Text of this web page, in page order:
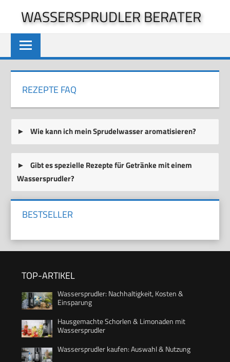
springen
WASSERSPRUDLER BERATER
REZEPTE FAQ
Wie kann ich mein Sprudelwasser aromatisieren?
Gibt es spezielle Rezepte für Getränke mit einem
Wassersprudler?
BESTSELLER
TOP-ARTIKEL
Wassersprudler: Nachhaltigkeit, Kosten &
Einsparung
Hausgemachte Schorlen & Limonaden mit
Wassersprudler
Wassersprudler kaufen: Auswahl & Nutzung